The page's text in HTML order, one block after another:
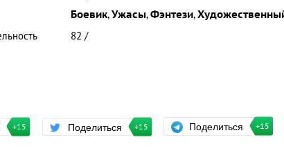
Боевик,Ужасы,Фэнтези,
82 /
+15 Поделиться +15 Поделиться +15